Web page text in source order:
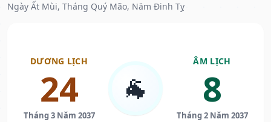
Ngày Ất Mùi, Tháng Quý Mão, Năm Đinh Tỵ
DƯƠNG LỊCH
24
Tháng 3 Năm 2037
🐐
ÂM LỊCH
8
Tháng 2 Năm 2037